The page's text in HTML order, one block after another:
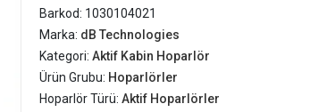
Barkod: 1030104021
Marka: dB Technologies
Kategori:Aktif Kabin Hoparlör
Ürün Grubu: Hoparlörler
Hoparlör Türü:Aktif Hoparlörler